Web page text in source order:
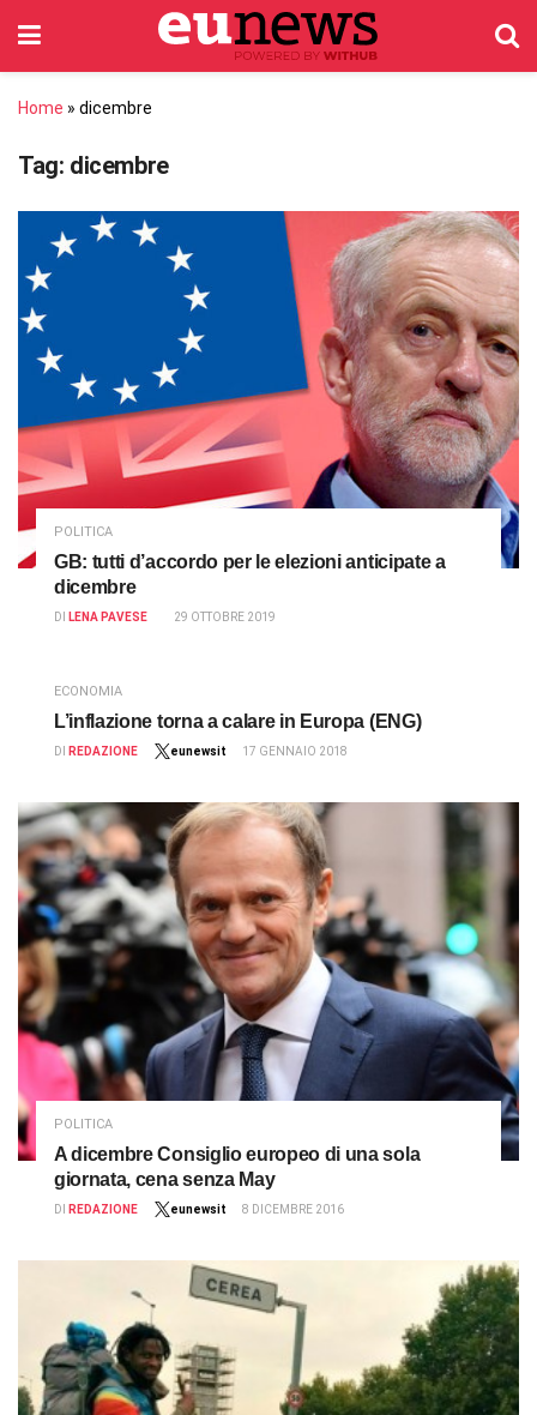
Home » dicembre
Tag: dicembre
POLITICA
GB: tutti d’accordo per le elezioni anticipate a
dicembre
DI LENA PAVESE 29 OTTOBRE 2019
ECONOMIA
L’inflazione torna a calare in Europa (ENG)
DI REDAZIONE eunewsit 17 GENNAIO 2018
POLITICA
A dicembre Consiglio europeo di una sola
giornata, cena senza May
DI REDAZIONE eunewsit 8 DICEMBRE 2016